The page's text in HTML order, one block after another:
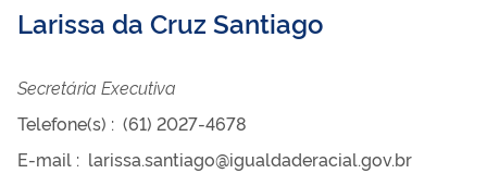
Larissa da Cruz Santiago
Secretária Executiva
Telefone(s) : (61) 2027-4678
E-mail : larissa.santiago@igualdaderacial.gov.br